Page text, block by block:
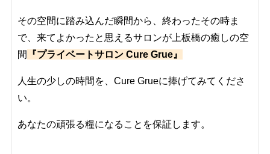
その空間に踏み込んだ瞬間から、終わったその時ま
で、来てよかったと思えるサロンが上板橋の癒しの空
間
『プライベートサロン Cure Grue』
人生の少しの時間を、Cure Grueに捧げてみてくださ
い。
あなたの頑張る糧になることを保証します。